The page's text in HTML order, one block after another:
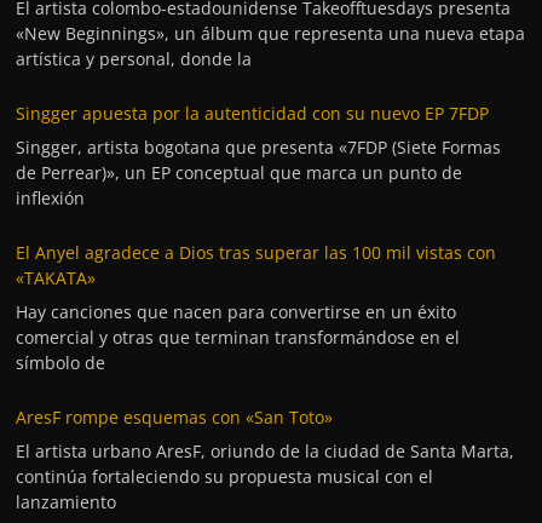
El artista colombo-estadounidense Takeofftuesdays presenta
«New Beginnings», un álbum que representa una nueva etapa
artística y personal, donde la
Singger apuesta por la autenticidad con su nuevo EP 7FDP
Singger, artista bogotana que presenta «7FDP (Siete Formas
de Perrear)», un EP conceptual que marca un punto de
inflexión
El Anyel agradece a Dios tras superar las 100 mil vistas con
«TAKATA»
Hay canciones que nacen para convertirse en un éxito
comercial y otras que terminan transformándose en el
símbolo de
AresF rompe esquemas con «San Toto»
El artista urbano AresF, oriundo de la ciudad de Santa Marta,
continúa fortaleciendo su propuesta musical con el
lanzamiento